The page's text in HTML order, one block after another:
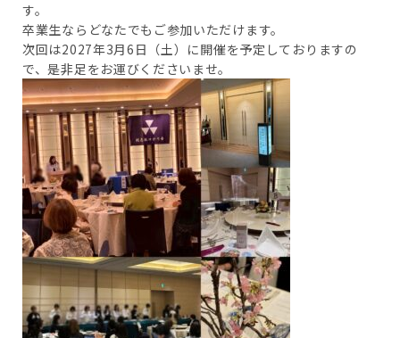
す。
卒業生ならどなたでもご参加いただけます。
次回は2027年3月6日（土）に開催を予定しておりますの
で、是非足をお運びくださいませ。